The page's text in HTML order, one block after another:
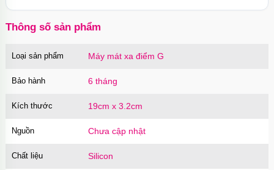
Củ sạc Hoco Mini Travel Charger 10.5W
MãHOCO 90.000₫
Thông số sản phẩm
Loại sản phẩm Máy mát xa điểm G
Bảo hành 6 tháng
Kích thước 19cm x 3.2cm
Nguồn Chưa cập nhật
Chất liệu Silicon